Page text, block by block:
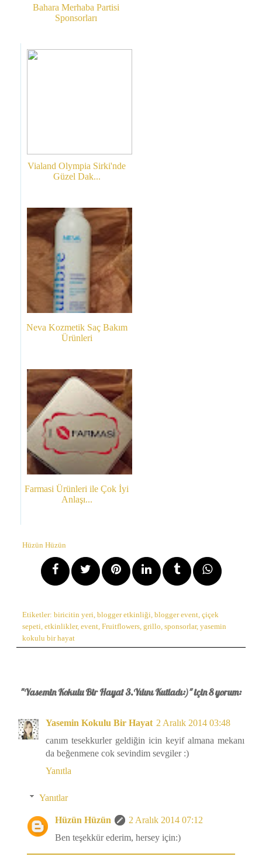
Bahara Merhaba Partisi
Sponsorları
Vialand Olympia Sirki'nde
Güzel Dak...
Neva Kozmetik Saç Bakım
Ürünleri
Farmasi Ürünleri ile Çok İyi
Anlaşı...
Hüzün Hüzün
Etiketler: biricitin yeri, blogger etkinliği, blogger event, çiçek
sepeti, etkinlikler, event, Fruitflowers, grillo, sponsorlar, yasemin
kokulu bir hayat
"Yasemin Kokulu Bir Hayat 3.Yılını Kutladı:)" için 8 yorum:
Yasemin Kokulu Bir Hayat 2 Aralık 2014 03:48
canım tesekkurler geldiğin icin keyif almana mekanı
da beğenmene cok sevindim sevgiler :)
Yanıtla
Yanıtlar
Hüzün Hüzün
2 Aralık 2014 07:12
Ben teşekkür ederim, hersey için:)